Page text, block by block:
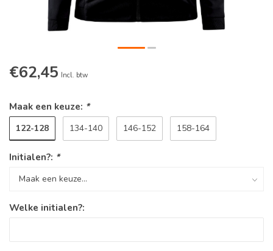
€62,45 Incl. btw
Maak een keuze: *
122-128 134-140 146-152 158-164
Initialen?: *
Welke initialen?: